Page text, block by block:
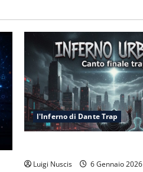
l'Inferno di Dante Trap
Luigi Nuscis 6 Gennaio 2026